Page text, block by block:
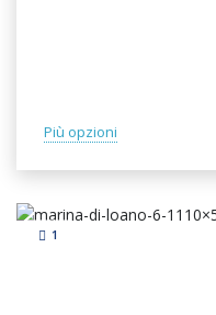
Più opzioni
1